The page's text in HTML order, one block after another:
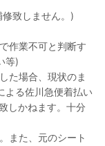
致しません。)
作業不可と判断す
等)
た場合、現状のま
よる佐川急便着払い
しかねます。十分
また、元のシート